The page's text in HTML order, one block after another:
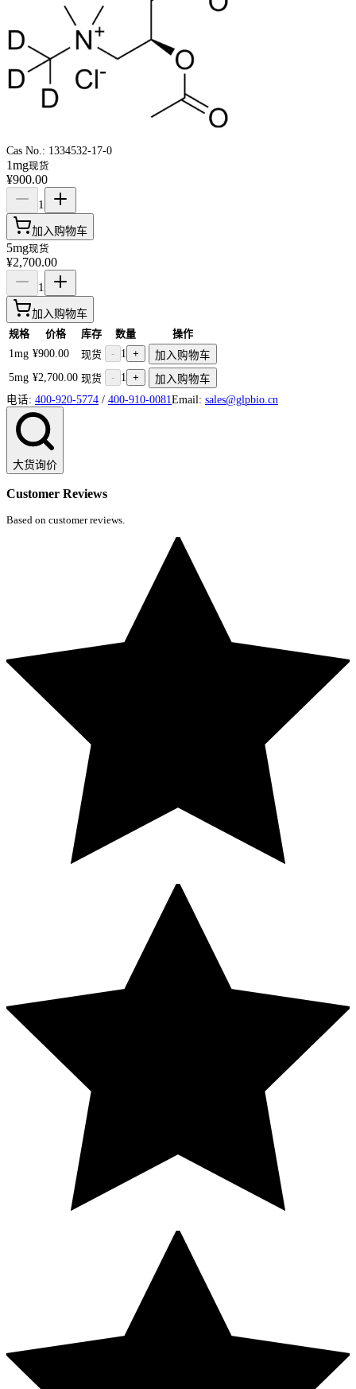
Cas No.: 1334532-17-0
1mg现货
¥900.00
1
加入购物车
5mg现货
¥2,700.00
1
加入购物车
规格 价格 库存 数量
操作
1mg ¥900.00 现货 - 1 +
加入购物车
5mg ¥2,700.00 现货 - 1 +
加入购物车
电话: 400-920-5774 / 400-910-0081 Email: sales@glpbio.cn
大货询价
Customer Reviews
Based on customer reviews.